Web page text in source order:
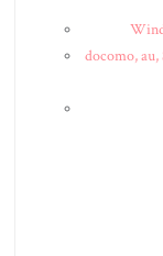
docomo,